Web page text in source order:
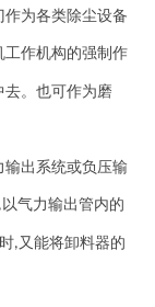
为各类除尘设备
工作机构的强制作
。也可作为磨
输出系统或负压输
, 以气力输出管内的
,又能将卸料器的